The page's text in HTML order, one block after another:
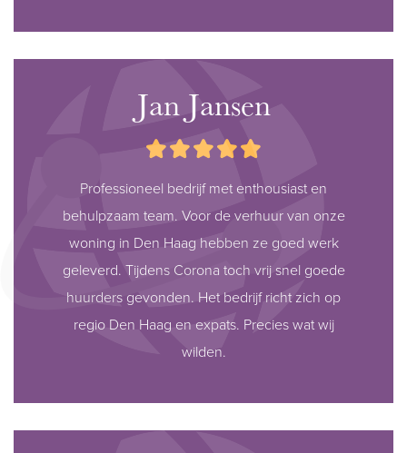
Jan Jansen
Professioneel bedrijf met enthousiast en
behulpzaam team. Voor de verhuur van onze
woning in Den Haag hebben ze goed werk
geleverd. Tijdens Corona toch vrij snel goede
huurders gevonden. Het bedrijf richt zich op
regio Den Haag en expats. Precies wat wij
wilden.